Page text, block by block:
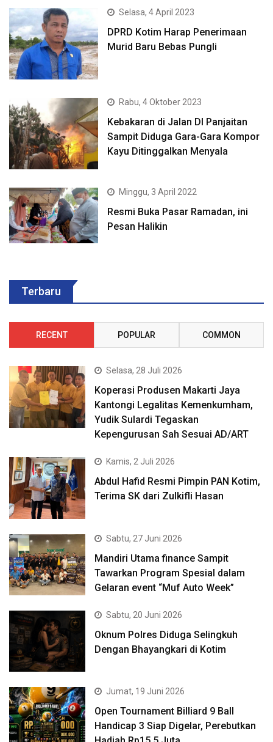
Selasa, 4 April 2023
DPRD Kotim Harap Penerimaan
Murid Baru Bebas Pungli
Rabu, 4 Oktober 2023
Kebakaran di Jalan DI Panjaitan
Sampit Diduga Gara-Gara Kompor
Kayu Ditinggalkan Menyala
Minggu, 3 April 2022
Resmi Buka Pasar Ramadan, ini
Pesan Halikin
Terbaru
RECENT POPULAR COMMON
Selasa, 28 Juli 2026
Koperasi Produsen Makarti Jaya
Kantongi Legalitas Kemenkumham,
Yudik Sulardi Tegaskan
Kepengurusan Sah Sesuai AD/ART
Kamis, 2 Juli 2026
Abdul Hafid Resmi Pimpin PAN Kotim,
Terima SK dari Zulkifli Hasan
Sabtu, 27 Juni 2026
Mandiri Utama finance Sampit
Tawarkan Program Spesial dalam
Gelaran event “Muf Auto Week”
Sabtu, 20 Juni 2026
Oknum Polres Diduga Selingkuh
Dengan Bhayangkari di Kotim
Jumat, 19 Juni 2026
Open Tournament Billiard 9 Ball
Handicap 3 Siap Digelar, Perebutkan